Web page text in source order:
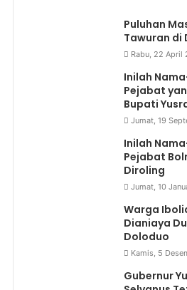
Puluhan
Tawuran di
Rabu, 22 April
Inilah
Pejabat
Bupati
Jumat, 19
Inilah
Pejabat
Diroling
Jumat, 10
Warga
Dianiaya
Doloduo
Kamis, 5
Gubernur